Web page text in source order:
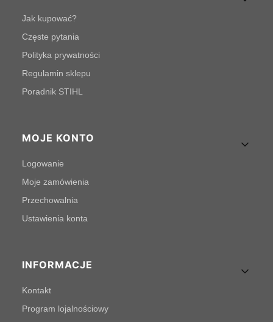
Jak kupować?
Częste pytania
Polityka prywatności
Regulamin sklepu
Poradnik STIHL
MOJE KONTO
Logowanie
Moje zamówienia
Przechowalnia
Ustawienia konta
INFORMACJE
Kontakt
Program lojalnościowy